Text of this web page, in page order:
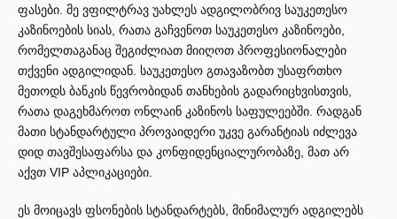
ფასები. მე ვფილტრავ უახლეს ადგილობრივ საუკეთესო
კაზინოების სიას, რათა გაჩვენოთ საუკეთესო კაზინოები,
რომელთაგანაც შეგიძლიათ მიიღოთ პროფესიონალები
თქვენი ადგილიდან. საუკეთესო გთავაზობთ უსაფრთხო
მეთოდს ბანკის წევრობიდან თანხების გადარიცხვისთვის,
რათა დაგეხმაროთ ონლაინ კაზინოს საფულეებში. რადგან
მათი სტანდარტული პროვაიდერი უკვე გარანტიას იძლევა
დიდ თავშესაფარსა და კონფიდენციალურობაზე, მათ არ
აქვთ VIP აპლიკაციები.
ეს მოიცავს ფსონების სტანდარტებს, მინიმალურ ადგილებს